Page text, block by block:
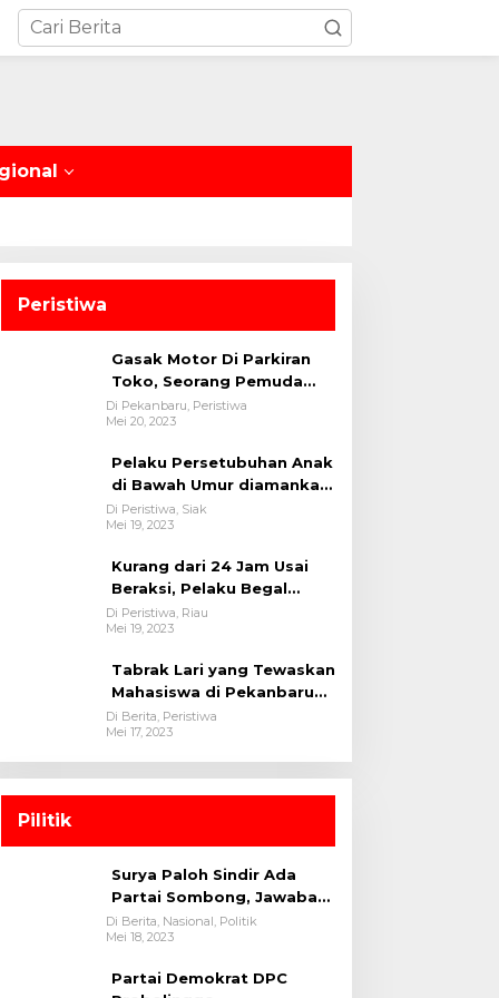
Peristiwa
Gasak Motor Di Parkiran
Toko, Seorang Pemuda
Diamankan Polsek Bukit
Raya
Di Pekanbaru, Peristiwa
Mei 20, 2023
Pelaku Persetubuhan Anak
di Bawah Umur diamankan
oleh tim Opsnal Polsek
Tualang-Polres Siak-Polda
Di Peristiwa, Siak
Mei 19, 2023
Kurang dari 24 Jam Usai
Beraksi, Pelaku Begal
Berhasil Di Bekuk
Satreskrim Polres
Di Peristiwa, Riau
Mei 19, 2023
Tabrak Lari yang Tewaskan
Mahasiswa di Pekanbaru
Ditangkap Polisi
Di Berita, Peristiwa
Mei 17, 2023
Pilitik
Surya Paloh Sindir Ada
Partai Sombong, Jawaban
Megawati
Di Berita, Nasional, Politik
Mei 18, 2023
Partai Demokrat DPC